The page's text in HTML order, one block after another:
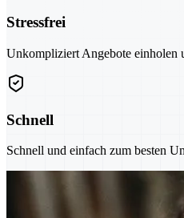
Stressfrei
Unkompliziert Angebote einholen
Schnell
Schnell und einfach zum besten